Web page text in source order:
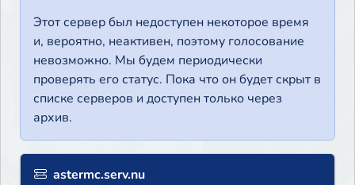
Этот сервер был недоступен некоторое время
и, вероятно, неактивен, поэтому голосование
невозможно. Мы будем периодически
проверять его статус. Пока что он будет скрыт в
списке серверов и доступен только через
архив.
astermc.serv.nu